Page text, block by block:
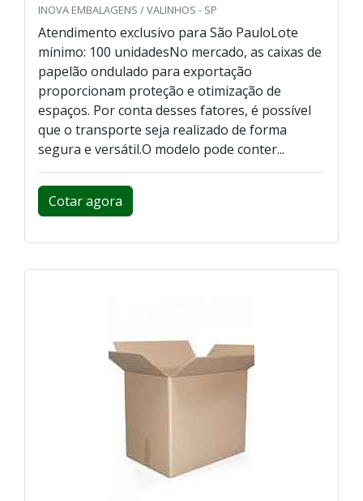
INOVA EMBALAGENS / VALINHOS - SP
Atendimento exclusivo para São PauloLote
mínimo: 100 unidadesNo mercado, as caixas de
papelão ondulado para exportação
proporcionam proteção e otimização de
espaços. Por conta desses fatores, é possível
que o transporte seja realizado de forma
segura e versátil.O modelo pode conter...
Cotar agora